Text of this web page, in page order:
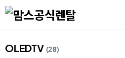
OLEDTV (28)